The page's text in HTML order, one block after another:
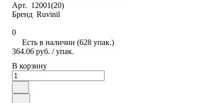
Арт. 12001(20)
Бренд Ruvinil
0
Есть в наличии (628 упак.)
364.06 руб. / упак.
В корзину